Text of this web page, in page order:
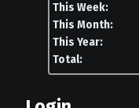
This Week:
This Month:
This Year:
Total: